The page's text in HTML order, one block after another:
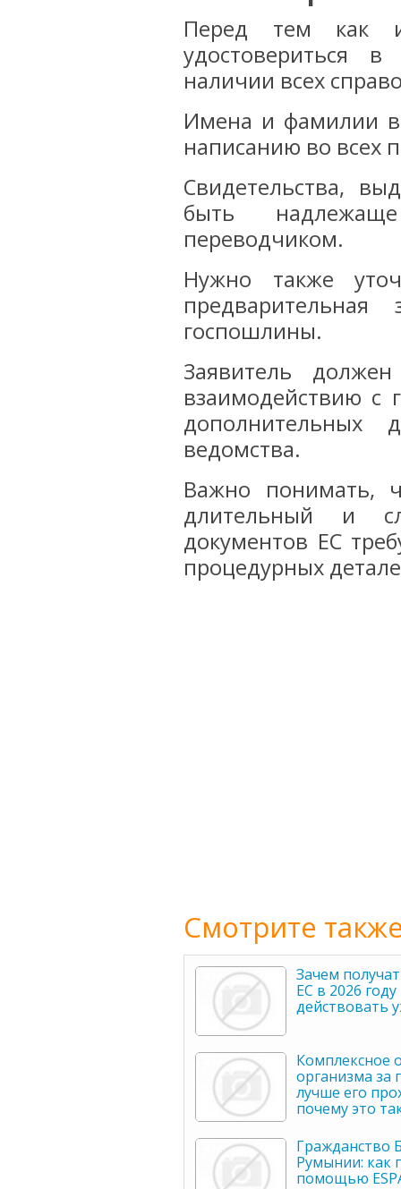
Перед тем как
удостовериться
наличии всех
Имена и фамилии
написанию во всех
Свидетельства,
быть
переводчиком.
Нужно также
госпошлины.
Заявитель
взаимодействию с
дополнительных
ведомства.
Важно понимать,
длительный и
документов ЕС
процедурных
Смотрите
Зачем
ЕС в 2026
действовать
Комплексное
организма за
лучше его
почему это
Гражданство
Румынии: как
помощью